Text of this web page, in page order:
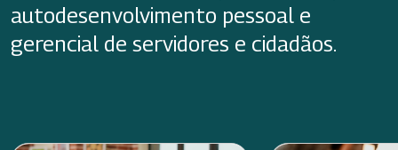
autodesenvolvimento pessoal e
gerencial de servidores e cidadãos.